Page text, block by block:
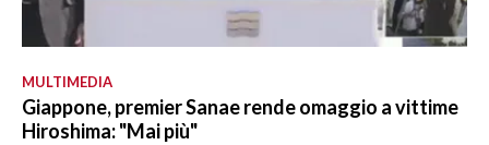
MULTIMEDIA
Giappone, premier Sanae rende omaggio a vittime
Hiroshima: "Mai più"